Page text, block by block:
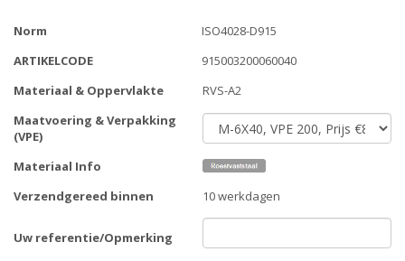
Norm
ISO4028-D915
ARTIKELCODE
915003200060040
Materiaal & Oppervlakte
RVS-A2
Maatvoering & Verpakking
(VPE)
Materiaal Info
Verzendgereed binnen
10 werkdagen
Uw referentie/Opmerking